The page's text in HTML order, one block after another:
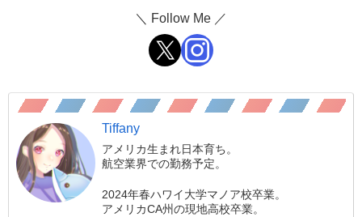
＼ Follow Me ／
Tiffany
アメリカ生まれ日本育ち。
航空業界での勤務予定。
2024年春ハワイ大学マノア校卒業。
アメリカCA州の現地高校卒業。